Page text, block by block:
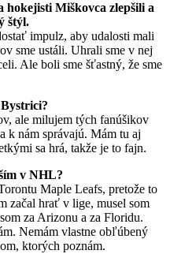
hokejisti Miškovca zlepšili a
štýl.
impulz, aby udalosti mali
sme ustáli. Uhrali sme v nej
Ale boli sme šťastný, že sme
ale milujem tých fanúšikov
k nám správajú. Mám tu aj
sa hrá, takže je to fajn.
v NHL?
Maple Leafs, pretože to
začal hrať v lige, musel som
za Arizonu a za Floridu.
Nemám vlastne obľúbený
ktorých poznám.